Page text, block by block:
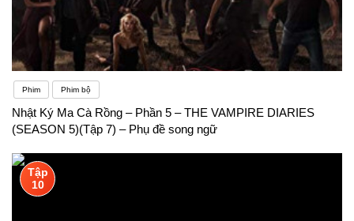
Phim Phim bộ
Nhật Ký Ma Cà Rồng – Phần 5 – THE VAMPIRE DIARIES
(SEASON 5)(Tập 7) – Phụ đề song ngữ
Tập
10